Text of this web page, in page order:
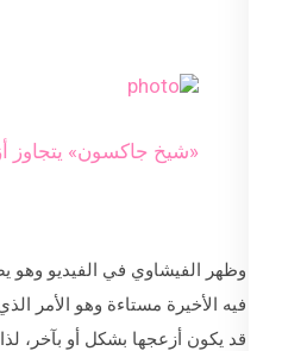
«شيخ جاكسون» يتجاوز
وظهر الفيشاوي في الفيديو
فيه الأخيرة مستاءة وهو الأمر
قد يكون أزعجها بشكل أو بآخر،